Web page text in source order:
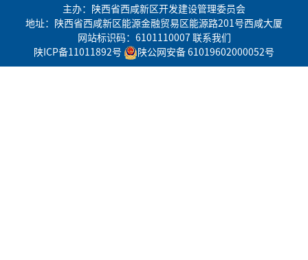
主办：陕西省西咸新区开发建设管理委员会
地址：陕西省西咸新区能源金融贸易区能源路201号西咸大厦
网站标识码：6101110007 联系我们
陕ICP备11011892号
陕公网安备 61019602000052号